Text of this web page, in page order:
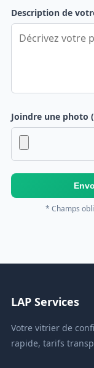
Description de
Joindre une photo
* Champs
LAP Services
Votre vitrier de
rapide, tarifs